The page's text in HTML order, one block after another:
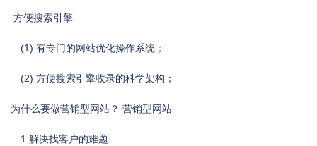
方便搜索引擎
(1) 有专门的网站优化操作系统；
(2) 方便搜索引擎收录的科学架构；
为什么要做营销型网站？ 营销型网站
1.解决找客户的难题